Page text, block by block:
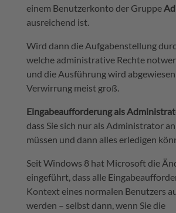
einem Benutzerkonto der Gruppe
ausreichend ist.
Wird dann die Aufgabenstellung
welche administrative Rechte
und die Ausführung wird
Verwirrung meist groß.
Eingabeaufforderung als
dass Sie sich nur als Administrator
müssen und dann alles erledigen
Seit Windows 8 hat Microsoft die
eingeführt, dass alle
Kontext eines normalen Benutzers
werden – selbst dann, wenn Sie die